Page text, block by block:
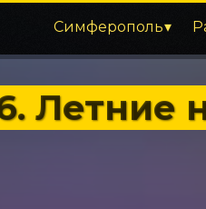
Симферополь
Летние